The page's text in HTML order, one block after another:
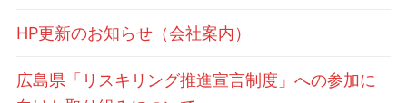
HP更新のお知らせ（会社案内）
広島県「リスキリング推進宣言制度」への参加に